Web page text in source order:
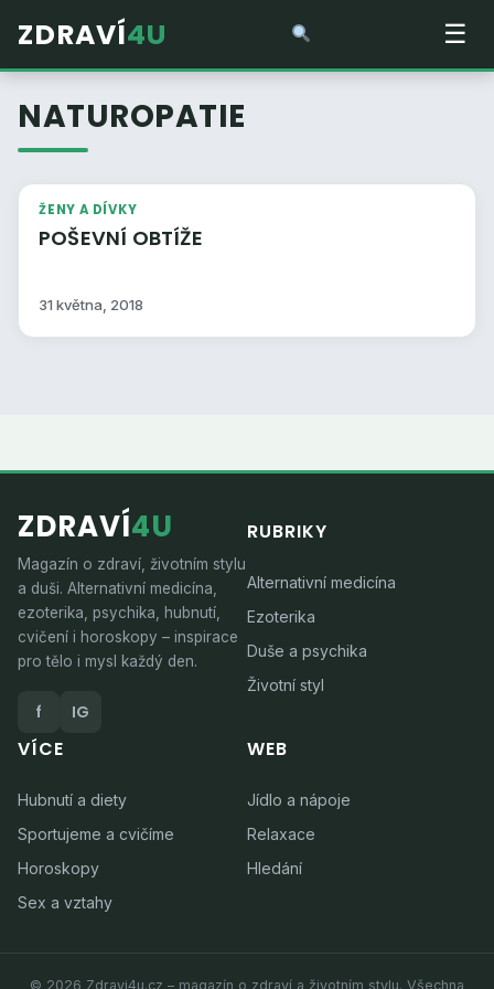
ZDRAVÍ4U ☰
NATUROPATIE
ŽENY A DÍVKY
POŠEVNÍ OBTÍŽE
31 května, 2018
ZDRAVÍ4U
Magazín o zdraví, životním stylu
a duši. Alternativní medicína,
ezoterika, psychika, hubnutí,
cvičení i horoskopy – inspirace
pro tělo i mysl každý den.
f IG
RUBRIKY
Alternativní medicína
Ezoterika
Duše a psychika
Životní styl
VÍCE
Hubnutí a diety
Sportujeme a cvičíme
Horoskopy
Sex a vztahy
WEB
Jídlo a nápoje
Relaxace
Hledání
© 2026 Zdravi4u.cz – magazín o zdraví a životním stylu. Všechna